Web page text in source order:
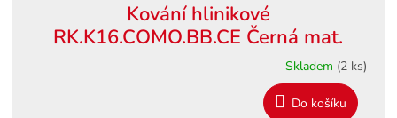
Kování hlinikové
RK.K16.COMO.BB.CE Černá mat.
Skladem (2 ks)
Do košíku